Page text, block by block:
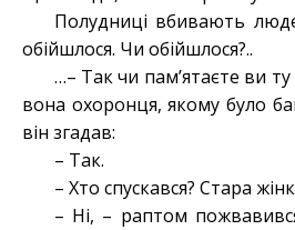
Полудниці вбивають
обійшлося. Чи обійшлося?..
…– Так чи пам’ятаєте ви
вона охоронця, якому було
він згадав:
– Так.
– Хто спускався? Стара
– Ні, – раптом